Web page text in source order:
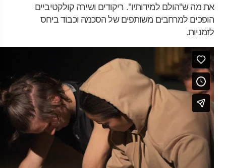
את מה ש"הולם למידותיו". ריקודים ושירה קולקטיביים
הופכים למרחבים משותפים של הסכמה וכבוד ביחס
לזמניות.